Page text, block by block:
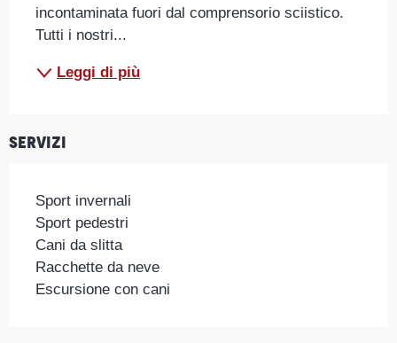
incontaminata fuori dal comprensorio sciistico.
Tutti i nostri...
Leggi di più
Servizi
Sport invernali
Sport pedestri
Cani da slitta
Racchette da neve
Escursione con cani